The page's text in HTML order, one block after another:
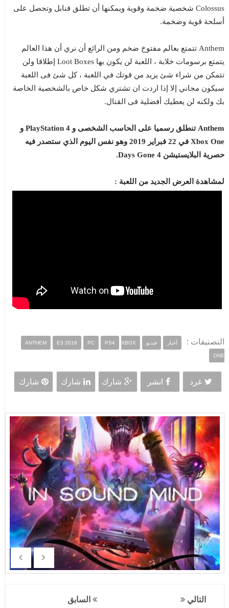
Colossus شخصية ضخمة وقوية ويمكنها أن تطلق قنابل وتحصل على
أسلحة قوية وضخمة.
Anthem تتمتع بعالم مفتوخ ضخم ومن الرائع أن نري أن هذا العالم
يتمتع برسومات خلابة ، اللعبة لن يكون بها Loot Boxes إطلاقا ولن
تتمكن من شراء شئ يزيد من قوتك في اللعبة ، كل شئ فى اللعبة
سيكون مجاني إلا إذا اردت ان تشتري شكل خاص بالشخصية الخاصة
بك ولكنه لن يعطيك أفضلية فى القتال.
Anthem تنطلق رسميا على الحاسب الشخصى و PlayStation 4 و
Xbox One في 22 فبراير 2019 وهو نفس اليوم الذي ستصدر فيه
حصرية البلايستيشن 4 Days Gone.
لمشاهدة العرض الجديد من اللعبة :
التصنيفات : أخبار فيديو ANTHEM E3 2018 PC PS4 XBOX
ONE
غرد انشر شارك شارك شارك
التالي
السابق